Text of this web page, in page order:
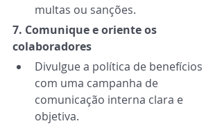
multas ou sanções.
7. Comunique e oriente os
colaboradores
Divulgue a política de benefícios
com uma campanha de
comunicação interna clara e
objetiva.